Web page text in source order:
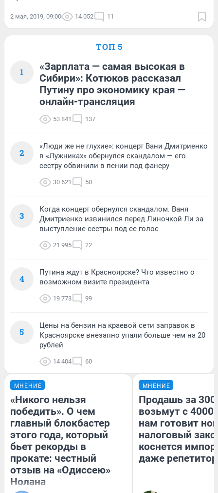
2 мая, 2019, 09:00 14 052 11
ТОП 5
1
«Зарплата — самая высокая в
Сибири»: Котюков рассказал
Путину про экономику края —
онлайн-трансляция
53 841 137
2
«Люди же не глухие»: концерт Вани Дмитриенко
в «Лужниках» обернулся скандалом — его
сестру обвинили в пении под фанеру
30 621 50
3
Когда концерт обернулся скандалом. Ваня
Дмитриенко извинился перед Линочкой Ли за
выступление сестры под ее голос
21 995 22
4
Путина ждут в Красноярске? Что известно о
возможном визите президента
19 773 99
5
Цены на бензин на краевой сети заправок в
Красноярске внезапно упали больше чем на 20
рублей
14 404 60
МНЕНИЕ
«Никого нельзя
победить». О чем
главный блокбастер
этого года, который
бьет рекорды в
прокате: честный
отзыв на «Одиссею»
Нолана
МНЕНИЕ
Продашь за
возьмут с
нам готовит
налоговый
коснется
даже